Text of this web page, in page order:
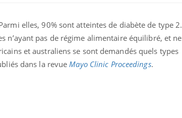
elles, 90% sont atteintes de diabète de type 2.
n’ayant pas de régime alimentaire équilibré, et ne
et australiens se sont demandés quels types
dans la revue Mayo Clinic Proceedings.